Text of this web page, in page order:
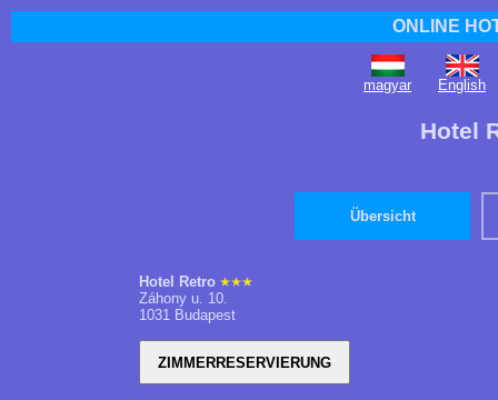
ONLINE
magyar English
Hotel
Übersicht
Hotel Retro
Záhony u. 10.
1031 Budapest